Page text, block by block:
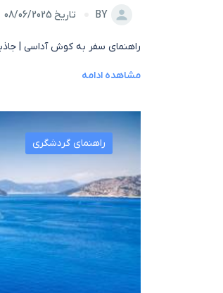
BY تاریخ 08/06/2025
راهنمای سفر به کوش آداسی |
مشاهده ادامه
راهنمای گردشگری